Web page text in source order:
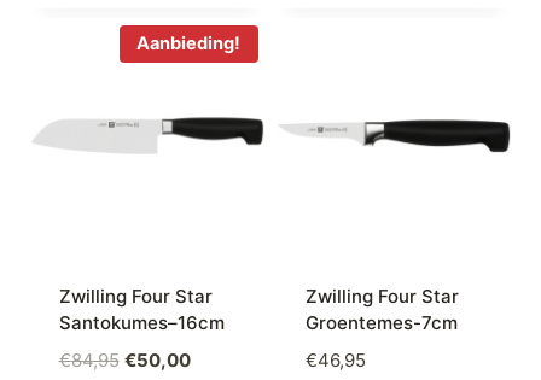
Aanbieding!
Zwilling Four Star
Santokumes–16cm
€84,95 Oorspronkelijke
€50,00Huidige
Zwilling Four Star
Groentemes-7cm
€46,95